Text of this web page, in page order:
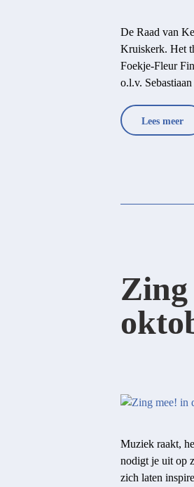
De Raad van
Kruiskerk. Het
Foekje-Fleur
o.l.v.
Lees meer
Muziek raakt,
nodigt je uit op
zich laten